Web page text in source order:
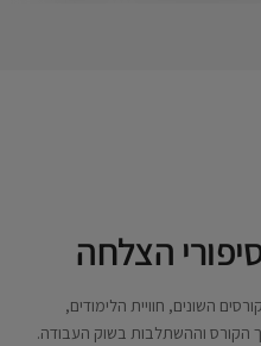
הצלחה
השונים, חוויית הלימודים,
הקורס וההשתלבות בשוק העבודה.